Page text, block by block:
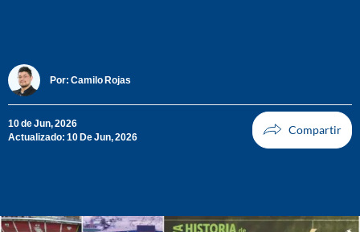
Por: Camilo Rojas
10 de Jun, 2026
Actualizado: 10 De Jun, 2026